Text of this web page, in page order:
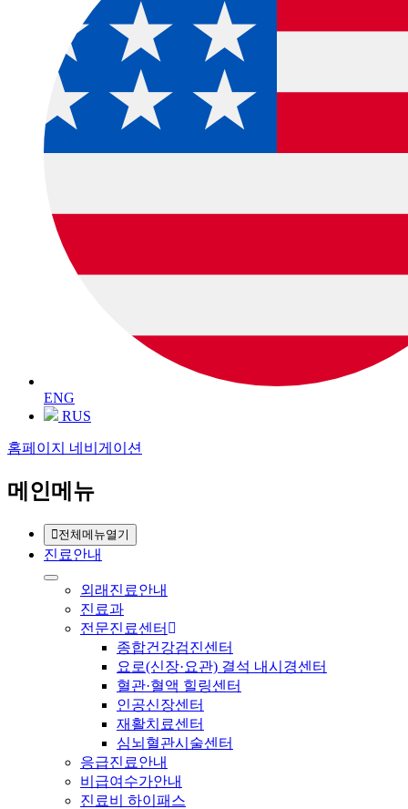
ENG
RUS
홈페이지 네비게이션
메인메뉴
전체메뉴열기
진료안내
외래진료안내
진료과
전문진료센터
종합건강검진센터
요로(신장·요관) 결석 내시경센터
혈관·혈액 힐링센터
인공신장센터
재활치료센터
심뇌혈관시술센터
응급진료안내
비급여수가안내
진료비 하이패스